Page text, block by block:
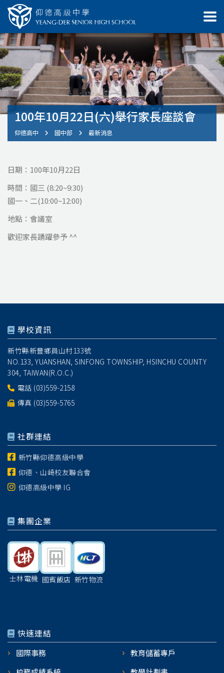
100年10月22日(六)舉行家長座談會
仰德高中 國中部 最新消息
日期：100年10月22日
時間：國三 (8:20~9:30)
國一、二(10:00~12:00)
地點：會議室
歡迎家長踴躍參予 ^^
學校資訊
新竹縣新豐鄉員山村133號
NO.133, YUANSHAN, SINFONG TOWNSHIP, HSINCHU COUNTY
304, TAIWAN(R.O.C.)
電話 (03)559-2158
傳真 (03)559-5765
社群連結
新竹縣仰德高級中學
仰德、山崎校友聯合會
仰德高級中學 IG
集團企業
士林電機 國賓飯店 新竹物流
快速連結
國際事務
教育儲蓄專戶